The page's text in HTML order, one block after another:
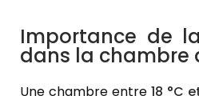
Importance de
dans la chambre
Une chambre entre 18 °C